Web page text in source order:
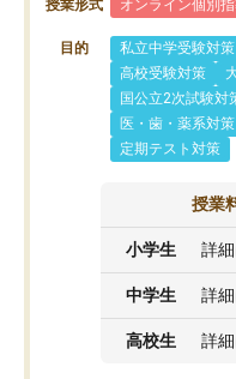
授業形式 オンライン個別
目的 私立中学受験対策
高校受験対策
国公立2次試験対
医・歯・薬系対策
定期テスト対策
授業
小学生 詳
中学生 詳
高校生 詳